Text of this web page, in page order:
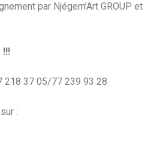
par Njégem’Art GROUP et
!!!
218 37 05/77 239 93 28
: